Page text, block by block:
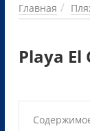
Главная
Playa El